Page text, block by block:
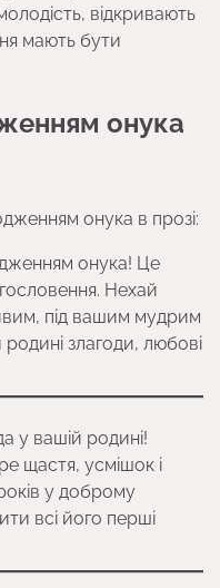
відкривають
мають бути
онука
онука в прозі:
онука! Це
Нехай
під вашим мудрим
злагоди, любові
у вашій родині!
щастя, усмішок і
у доброму
всі його перші